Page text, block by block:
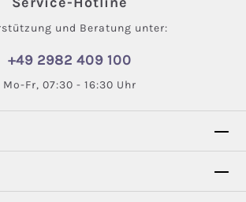
und Beratung unter:
+49 2982 409 100
Mo-Fr, 07:30 - 16:30 Uhr